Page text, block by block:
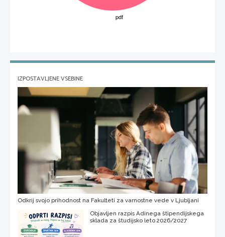
IZPOSTAVLJENE VSEBINE
Odkrij svojo prihodnost na Fakulteti za varnostne vede v Ljubljani
Objavljen razpis Adinega štipendijskega
sklada za študijsko leto 2026/2027